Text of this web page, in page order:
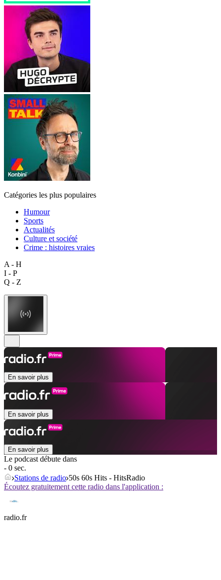
Catégories les plus populaires
Humour
Sports
Actualités
Culture et société
Crime : histoires vraies
A - H
I - P
Q - Z
En savoir plus
En savoir plus
En savoir plus
Le podcast débute dans
- 0 sec.
Stations de radio 50s 60s Hits - HitsRadio
Écoutez gratuitement cette radio dans l'application :
radio.fr